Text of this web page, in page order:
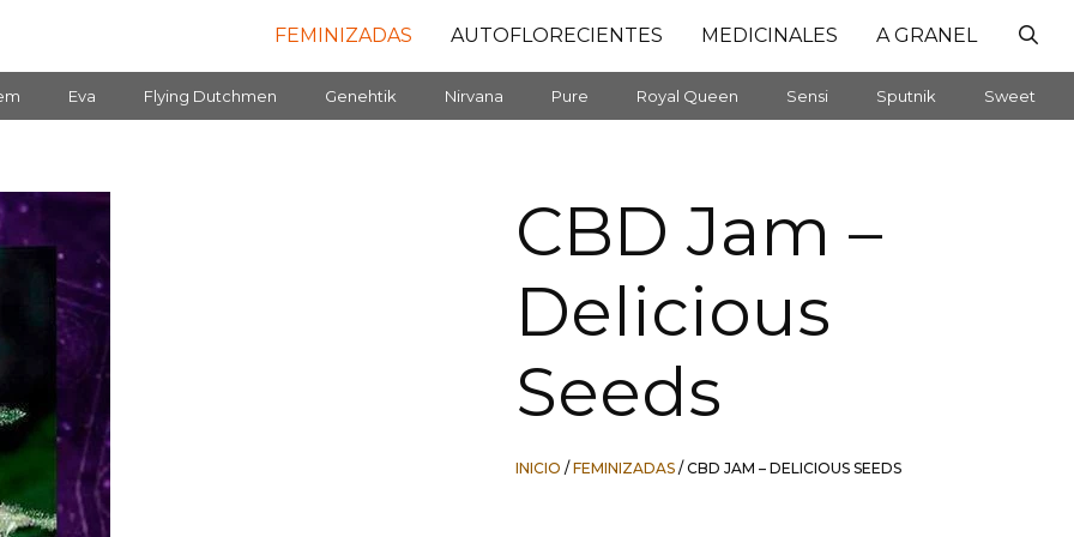
FEMINIZADAS AUTOFLORECIENTES MEDICINALES A GRANEL
Eva Flying Dutchmen Genehtik Nirvana Pure Royal Queen Sensi Sputnik Sweet
CBD Jam –
Delicious
Seeds
INICIO /FEMINIZADAS / CBD JAM – DELICIOUS SEEDS